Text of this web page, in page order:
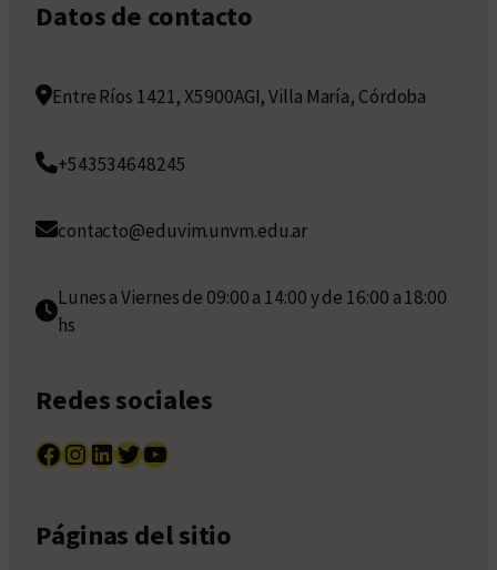
Datos de contacto
Entre Ríos 1421, X5900AGI, Villa María, Córdoba
+543534648245
contacto@eduvim.unvm.edu.ar
Lunes a Viernes de 09:00 a 14:00 y de 16:00 a 18:00
hs
Redes sociales
Facebook InstagramLinkedIn Twitter YouTube
Páginas del sitio